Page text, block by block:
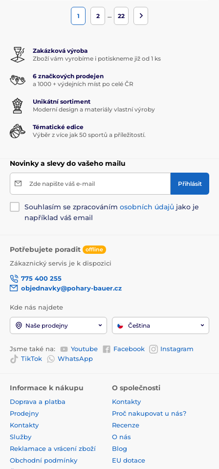
1 2 … 22
Zakázková výroba
Zboží vám vyrobíme i potiskneme již od 1 ks
6 značkových prodejen
a 1000 + výdejních míst po celé ČR
Unikátní sortiment
Moderní design a materiály vlastní výroby
Tématické edice
Výběr z více jak 50 sportů a příležitostí.
Novinky a slevy do vašeho mailu
Zde napište váš e-mail Přihlásit
Souhlasím se zpracováním osobních údajů jako je
například váš email
Potřebujete poradit offline
Zákaznický servis je k dispozici
775 400 255
objednavky@pohary-bauer.cz
Kde nás najdete
Naše prodejny Čeština
Jsme také na: Youtube Facebook
Instagram
TikTok
WhatsApp
Informace k nákupu
Doprava a platba
Prodejny
Kontakty
Služby
Reklamace a vrácení zboží
Obchodní podmínky
O společnosti
Kontakty
Proč nakupovat u nás?
Recenze
O nás
Blog
EU dotace